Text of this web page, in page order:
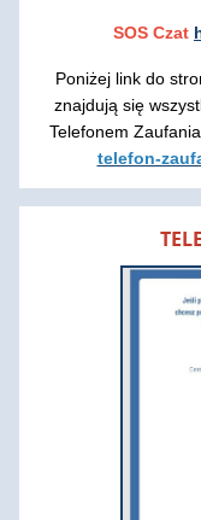
SOS Czat
Poniżej link do
znajdują się
Telefonem
telefon-